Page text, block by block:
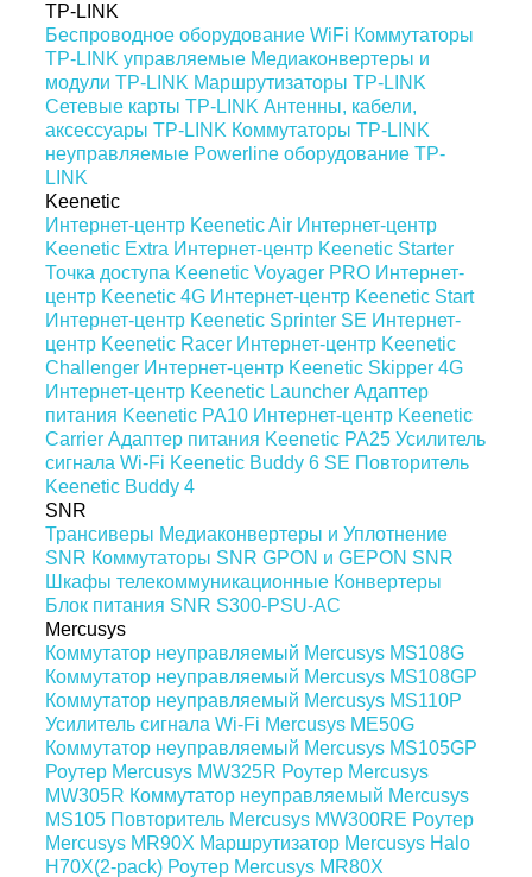
TP-LINK
Беспроводное оборудование WiFi Коммутаторы
TP-LINK управляемые Медиаконвертеры и
модули TP-LINK Маршрутизаторы TP-LINK
Сетевые карты TP-LINK Антенны, кабели,
аксессуары TP-LINK Коммутаторы TP-LINK
неуправляемые Powerline оборудование TP-
LINK
Keenetic
Интернет-центр Keenetic Air Интернет-центр
Keenetic Extra Интернет-центр Keenetic Starter
Точка доступа Keenetic Voyager PRO Интернет-
центр Keenetic 4G Интернет-центр Keenetic Start
Интернет-центр Keenetic Sprinter SE Интернет-
центр Keenetic Racer Интернет-центр Keenetic
Challenger Интернет-центр Keenetic Skipper 4G
Интернет-центр Keenetic Launcher Адаптер
питания Keenetic PA10 Интернет-центр Keenetic
Carrier Адаптер питания Keenetic PA25 Усилитель
сигнала Wi-Fi Keenetic Buddy 6 SE Повторитель
Keenetic Buddy 4
SNR
Трансиверы Медиаконвертеры и Уплотнение
SNR Коммутаторы SNR GPON и GEPON SNR
Шкафы телекоммуникационные Конвертеры
Блок питания SNR S300-PSU-AC
Mercusys
Коммутатор неуправляемый Mercusys MS108G
Коммутатор неуправляемый Mercusys MS108GP
Коммутатор неуправляемый Mercusys MS110P
Усилитель сигнала Wi-Fi Mercusys ME50G
Коммутатор неуправляемый Mercusys MS105GP
Роутер Mercusys MW325R Роутер Mercusys
MW305R Коммутатор неуправляемый Mercusys
MS105 Повторитель Mercusys MW300RE Роутер
Mercusys MR90X Маршрутизатор Mercusys Halo
H70X(2-pack) Роутер Mercusys MR80X